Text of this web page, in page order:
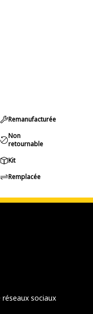
Remanufacturée
Non
retournable
Kit
Remplacée
sociaux